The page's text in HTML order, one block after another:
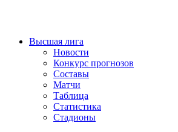
Высшая лига
Новости
Конкурс прогнозов
Составы
Матчи
Таблица
Статистика
Стадионы